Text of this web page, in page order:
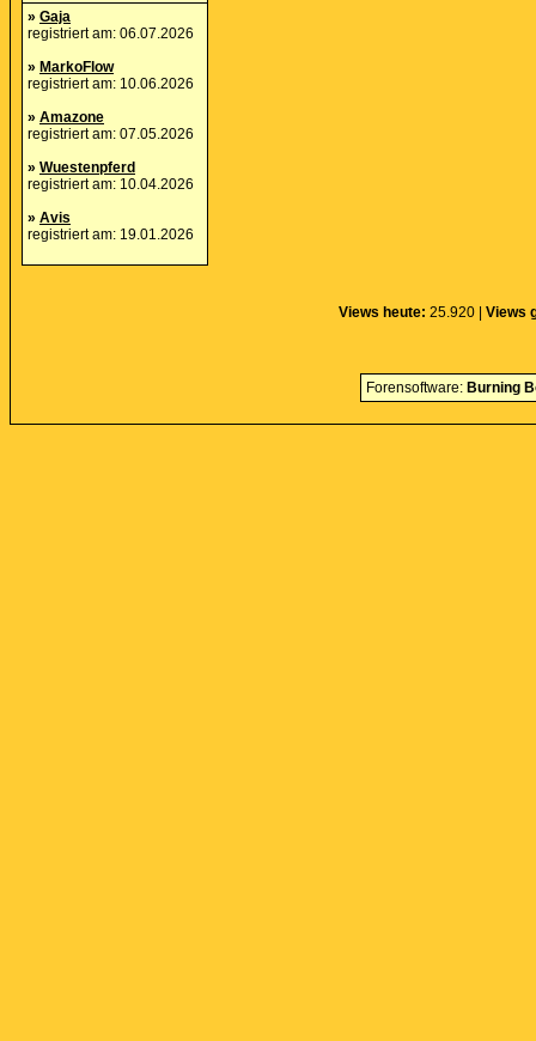
» Gaja
registriert am: 06.07.2026
» MarkoFlow
registriert am: 10.06.2026
» Amazone
registriert am: 07.05.2026
» Wuestenpferd
registriert am: 10.04.2026
» Avis
registriert am: 19.01.2026
Views heute: 25.920 | Views
Forensoftware: Burning